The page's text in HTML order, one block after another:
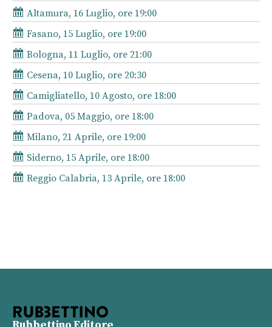
Altamura, 16 Luglio, ore 19:00
Fasano, 15 Luglio, ore 19:00
Bologna, 11 Luglio, ore 21:00
Cesena, 10 Luglio, ore 20:30
Camigliatello, 10 Agosto, ore 18:00
Padova, 05 Maggio, ore 18:00
Milano, 21 Aprile, ore 19:00
Siderno, 15 Aprile, ore 18:00
Reggio Calabria, 13 Aprile, ore 18:00